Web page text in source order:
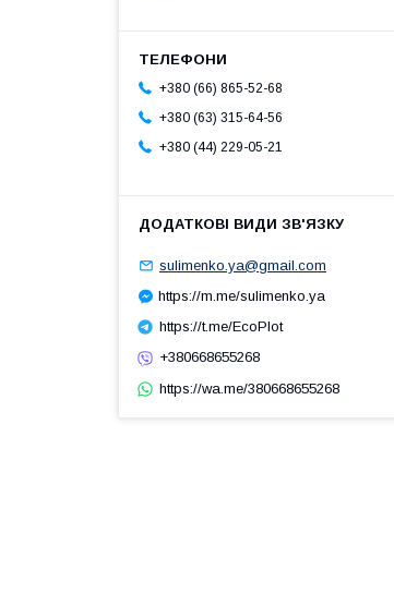
+380 (66) 865-52-68
+380 (63) 315-64-56
+380 (44) 229-05-21
sulimenko.ya@gmail.com
https://m.me/sulimenko.ya
https://t.me/EcoPlot
+380668655268
https://wa.me/380668655268